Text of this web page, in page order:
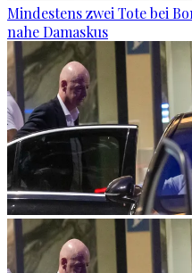
Mindestens zwei Tote bei
nahe Damaskus